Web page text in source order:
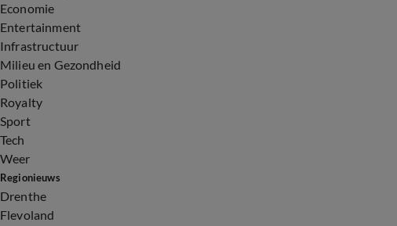
Economie
Entertainment
Infrastructuur
Milieu en Gezondheid
Politiek
Royalty
Sport
Tech
Weer
Regionieuws
Drenthe
Flevoland